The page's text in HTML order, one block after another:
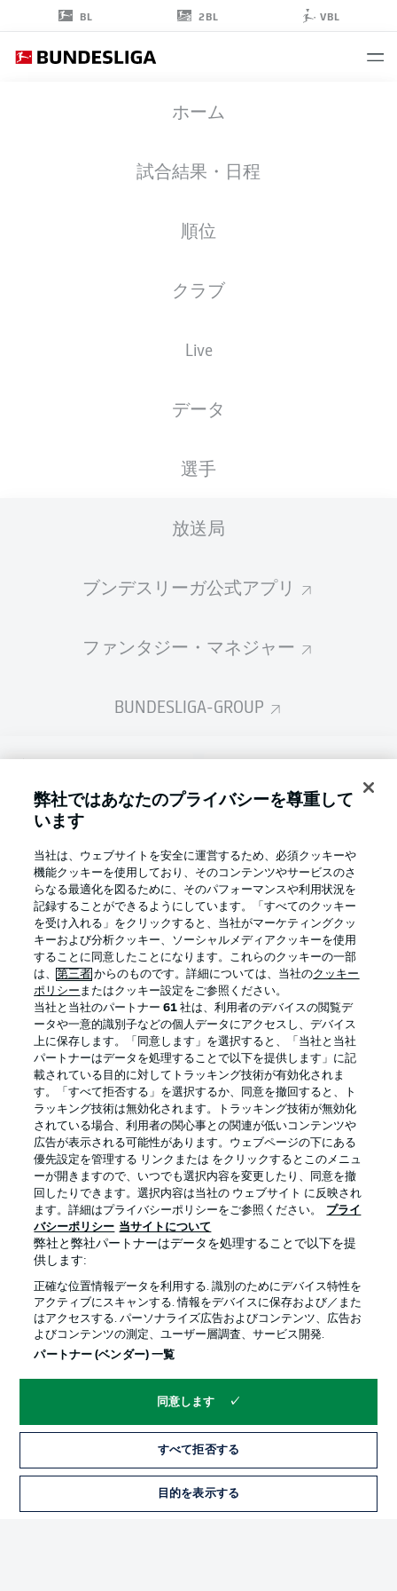
BL 2BL VBL
ホーム
試合結果・日程
順位
クラブ
Live
データ
選手
放送局
ブンデスリーガ公式アプリ
ファンタジー・マネジャー
BUNDESLIGA-GROUP
ログイン
05.01.1972
2025/2026
Football as it's meant to be
BUNDESLIGA APP
Official Partners
プライバシー・ポリシー 優先設定を管理する
放送局
当サイトについて
弊社ではあなたのプライバシーを尊重して
います
当社は、ウェブサイトを安全に運営するため、必須クッキーや
機能クッキーを使用しており、そのコンテンツやサービスのさ
らなる最適化を図るために、そのパフォーマンスや利用状況を
記録することができるようにしています。「すべてのクッキー
を受け入れる」をクリックすると、当社がマーケティングクッ
キーおよび分析クッキー、ソーシャルメディアクッキーを使用
することに同意したことになります。これらのクッキーの一部
は、第三者 からのものです。詳細については、当社のクッキー
ポリシー またはクッキー設定をご参照ください。
当社と当社のパートナー61 社は、利用者のデバイスの閲覧デ
ータや一意的識別子などの個人データにアクセスし、デバイス
上に保存します。「同意します」を選択すると、「当社と当社
パートナーはデータを処理することで以下を提供します」に記
載されている目的に対してトラッキング技術が有効化されま
す。「すべて拒否する」を選択するか、同意を撤回すると、ト
ラッキング技術は無効化されます。トラッキング技術が無効化
されている場合、利用者の関心事との関連が低いコンテンツや
広告が表示される可能性があります。ウェブページの下にある
優先設定を管理する リンクまたは をクリックするとこのメニュ
ーが開きますので、いつでも選択内容を変更したり、同意を撤
回したりできます。選択内容は当社の ウェブサイト に反映され
ます。詳細はプライバシーポリシーをご参照ください。
プライ
バシーポリシー 当サイトについて
弊社と弊社パートナーはデータを処理することで以下を提
供します:
正確な位置情報データを利用する. 識別のためにデバイス特性を
アクティブにスキャンする. 情報をデバイスに保存および／また
はアクセスする. パーソナライズ広告およびコンテンツ、広告お
よびコンテンツの測定、ユーザー層調査、サービス開発.
パートナー (ベンダー) 一覧
同意します
すべて拒否する
目的を表示する